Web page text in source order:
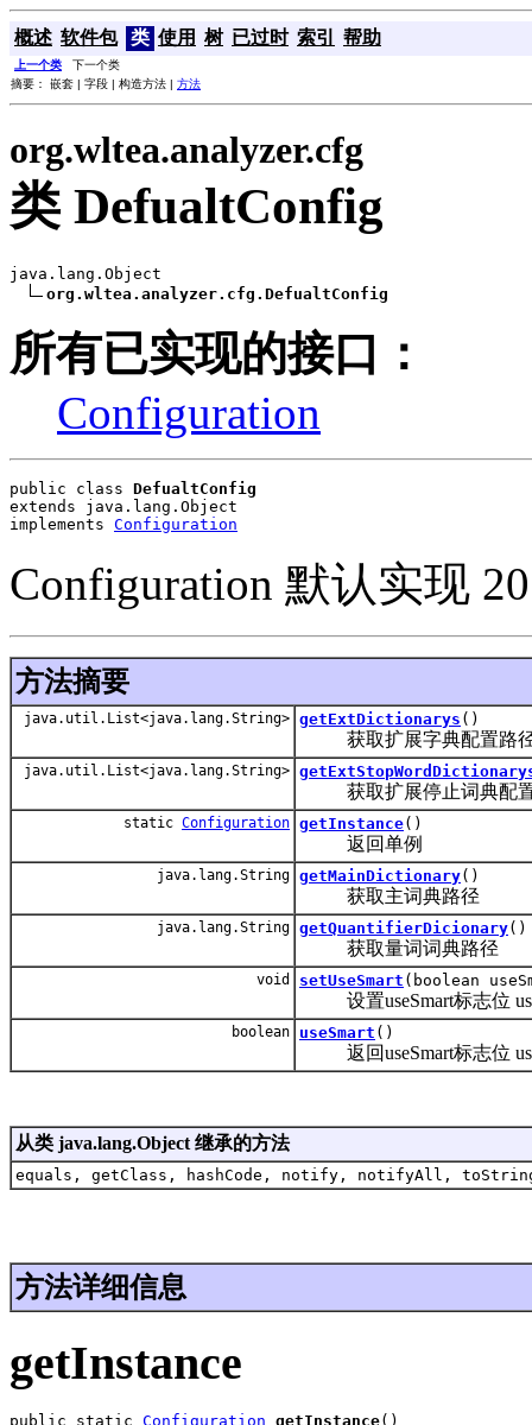
概述 软件包 类 使用 树 已过时 索引 帮助
上一个类 下一个类
摘要： 嵌套 | 字段 | 构造方法 | 方法
org.wltea.analyzer.cfg
类 DefualtConfig
java.lang.Object
org.wltea.analyzer.cfg.DefualtConfig
所有已实现的接口：
Configuration
public class DefualtConfig
extends java.lang.Object
implements Configuration
Configuration 默认实现
方法摘要
java.util.List<java.lang.String> getExtDictionarys ()
获取扩展字典配置路
java.util.List<java.lang.String>
获取扩展停止词典配
static Configuration getInstance()
返回单例
java.lang.String getMainDictionary()
获取主词典路径
java.lang.String getQuantifierDicionary()
获取量词词典路径
void setUseSmart (boolean
设置useSmart标志位
boolean useSmart ()
返回useSmart标志位
从类 java.lang.Object 继承的方法
equals, getClass, hashCode, notify, notifyAll,
方法详细信息
getInstance
public static Configuration getInstance()